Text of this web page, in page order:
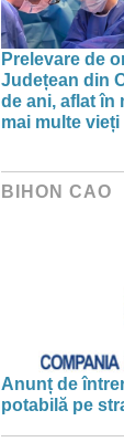
Prelevare de
Județean din
de ani, aflat în
mai multe vieți
BIHON CAO
Anunț de
potabilă pe